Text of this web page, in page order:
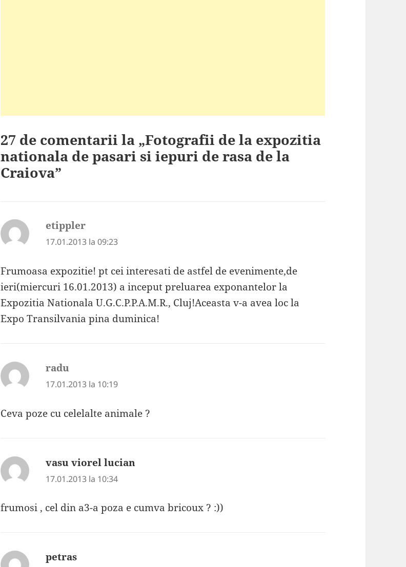
27 de comentarii la „Fotografii de la expozitia
nationala de pasari si iepuri de rasa de la
Craiova”
etippler
17.01.2013 la 09:23
Frumoasa expozitie! pt cei interesati de astfel de evenimente,de
ieri(miercuri 16.01.2013) a inceput preluarea exponantelor la
Expozitia Nationala U.G.C.P.P.A.M.R., Cluj!Aceasta v-a avea loc la
Expo Transilvania pina duminica!
radu
17.01.2013 la 10:19
Ceva poze cu celelalte animale ?
vasu viorel lucian
17.01.2013 la 10:34
frumosi , cel din a3-a poza e cumva bricoux ? :))
petras